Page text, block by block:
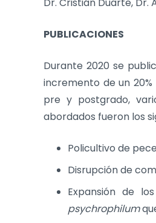
PUBLICACIONES
Durante 2020 se
incremento de un
pre y postgrado,
abordados fueron los
Policultivo de
Disrupción de
Expansión de
psychrophilum